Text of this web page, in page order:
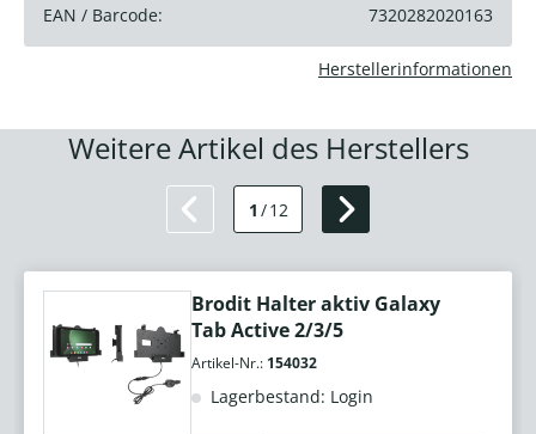
EAN / Barcode:
7320282020163
Herstellerinformationen
Weitere Artikel des Herstellers
1 /12
Brodit Halter aktiv Galaxy
Tab Active 2/3/5
Artikel-Nr.: 154032
Lagerbestand: Login